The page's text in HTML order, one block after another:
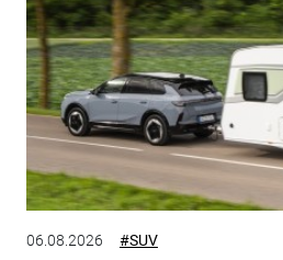
06.08.2026 #SUV